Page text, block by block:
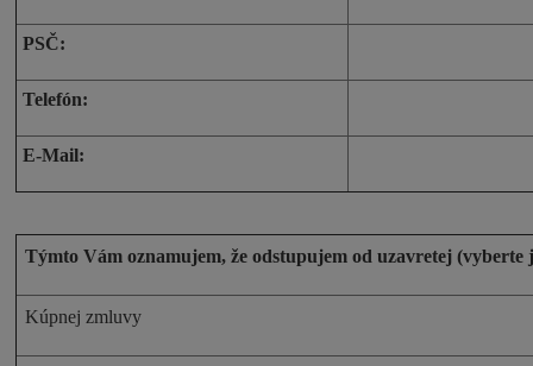
PSČ:
Telefón:
E-Mail:
Týmto Vám oznamujem, že odstupujem od uzavretej (vyberte
Kúpnej zmluvy